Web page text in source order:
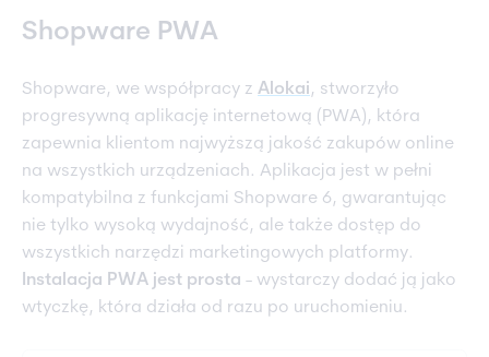
Shopware PWA
Shopware, we współpracy z Alokai, stworzyło
progresywną aplikację internetową (PWA), która
zapewnia klientom najwyższą jakość zakupów online
na wszystkich urządzeniach. Aplikacja jest w pełni
kompatybilna z funkcjami Shopware 6, gwarantując
nie tylko wysoką wydajność, ale także dostęp do
wszystkich narzędzi marketingowych platformy.
Instalacja PWA jest prosta - wystarczy dodać ją jako
wtyczkę, która działa od razu po uruchomieniu.